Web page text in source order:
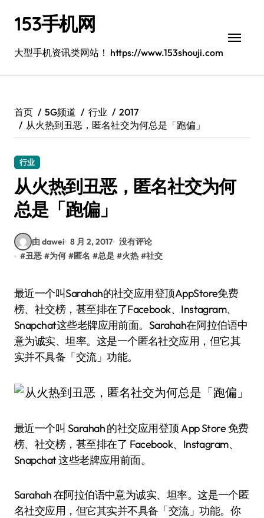
153手机网
大型手机资讯类网站！ https://www.153shouji.com
首页 5G频道 行业
2017
从火热到丑恶，匿名社交为何总是「跑偏」
行业
从火热到丑恶，匿名社交为何
总是「跑偏」
由 dawei 8 月 2, 2017 没有评论
#丑恶 #为何 #匿名 #总是 #火热 #社交
最近一个叫Sarahah的社交应用登顶AppStore免费
榜、社交榜，甚至排在了Facebook、Instagram、
Snapchat这些老牌应用前面。Sarahah在阿拉伯语中
意为诚实、坦率。这是一个匿名社交应用，但它其
实并不具备「交流」功能。
最近一个叫 Sarahah 的社交应用登顶 App Store 免费
榜、社交榜，甚至排在了 Facebook、Instagram、
Snapchat 这些老牌应用前面。
Sarahah 在阿拉伯语中意为诚实、坦率。这是一个匿
名社交应用，但它其实并不具备「交流」功能。你